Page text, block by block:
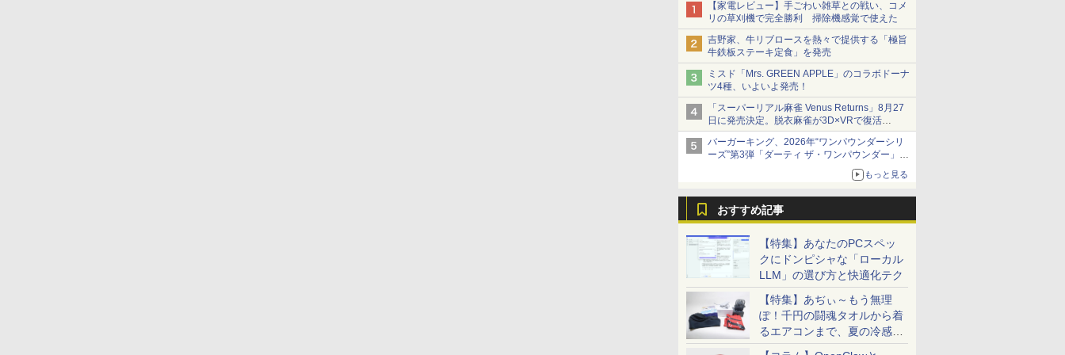
【家電レビュー】手ごわい雑草との戦い、コメ
リの草刈機で完全勝利 掃除機感覚で使えた
吉野家、牛リブロースを熱々で提供する「極旨
牛鉄板ステーキ定食」を発売
ミスド「Mrs. GREEN APPLE」のコラボドーナ
ツ4種、いよいよ発売！
「スーパーリアル麻雀 Venus Returns」8月27
日に発売決定。脱衣麻雀が3D×VRで復活
発売から2週間は20%オフになるセールが実施
バーガーキング、2026年“ワンパウンダーシリ
ーズ”第3弾「ダーティ ザ・ワンパウンダー」を
「特製ガーリックマヨソース」を使用した超大
もっと見る
おすすめ記事
【特集】あなたのPCスペッ
クにドンピシャな「ローカル
LLM」の選び方と快適化テク
【特集】あぢぃ～もう無理
ぽ！千円の闘魂タオルから着
るエアコンまで、夏の冷感グ
ッズ一挙紹介